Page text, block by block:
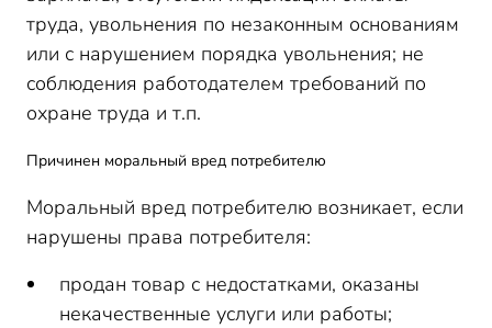
труда, увольнения по незаконным основаниям
или с нарушением порядка увольнения; не
соблюдения работодателем требований по
охране труда и т.п.
Причинен моральный вред потребителю
Моральный вред потребителю возникает, если
нарушены права потребителя:
продан товар с недостатками, оказаны
некачественные услуги или работы;